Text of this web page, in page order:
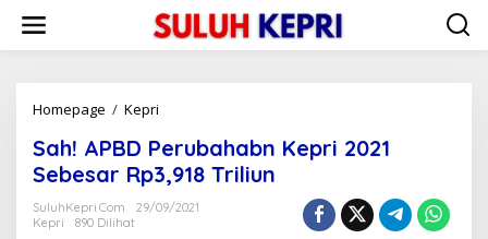
w
Homepage / Kepri
h
!
A
P
Sah! APBD Perubahabn Kepri 2021
Sebesar Rp3,918 Triliun
SuluhKepri.com
29/09/2021
Kepri
890 Dilihat